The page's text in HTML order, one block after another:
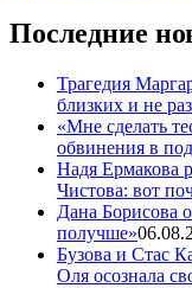
Последние
Трагедия
близких и не
«Мне сделать
обвинения в
Надя Ермакова
Чистова: вот
Дана Борисова
получше»
Бузова и Стас
Оля осознала